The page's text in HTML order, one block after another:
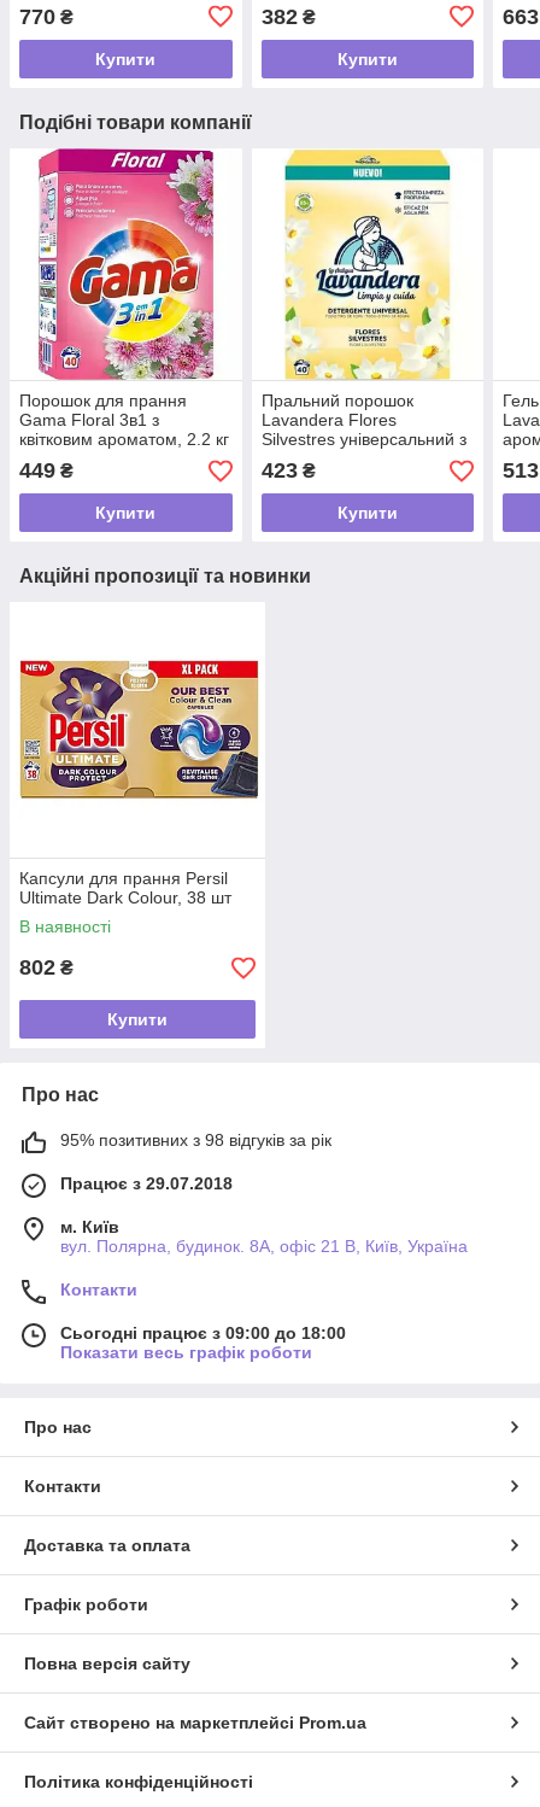
770 ₴
Купити
382₴
Купити
663
Подібні товари компанії
Порошок для прання
Gama Floral 3в1 з
квітковим ароматом, 2.2 кг
(40 прань)
449 ₴
Купити
Пральний порошок
Lavandera Flores
Silvestres універсальний з
ароматом польових квітів,
2.2 кг (40 прань)
423₴
Купити
513
Акційні пропозиції та новинки
Капсули для прання Persil
Ultimate Dark Colour, 38 шт
В наявності
802 ₴
Купити
Про нас
95% позитивних з 98 відгуків за рік
Працює з 29.07.2018
м. Київ
вул. Полярна, будинок. 8А, офіс 21 В, Київ, Україна
Контакти
Сьогодні працює з 09:00 до 18:00
Показати весь графік роботи
Про нас
Контакти
Доставка та оплата
Графік роботи
Повна версія сайту
Сайт створено на маркетплейсі Prom.ua
Політика конфіденційності